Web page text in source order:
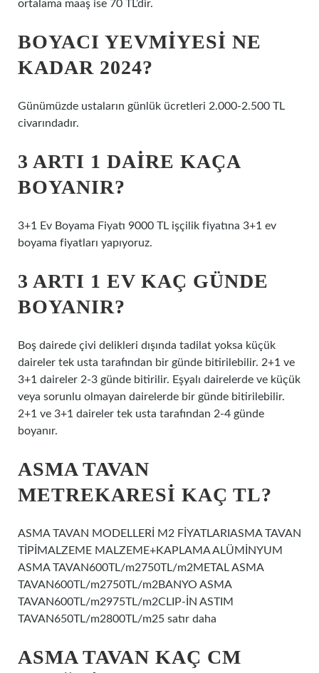
ortalama maaş ise 70 TL’dir.
BOYACI YEVMIYESI NE
KADAR 2024?
Günümüzde ustaların günlük ücretleri 2.000-2.500 TL
civarındadır.
3 ARTI 1 DAIRE KAÇA
BOYANIR?
3+1 Ev Boyama Fiyatı 9000 TL işçilik fiyatına 3+1 ev
boyama fiyatları yapıyoruz.
3 ARTI 1 EV KAÇ GÜNDE
BOYANIR?
Boş dairede çivi delikleri dışında tadilat yoksa küçük
daireler tek usta tarafından bir günde bitirilebilir. 2+1 ve
3+1 daireler 2-3 günde bitirilir. Eşyalı dairelerde ve küçük
veya sorunlu olmayan dairelerde bir günde bitirilebilir.
2+1 ve 3+1 daireler tek usta tarafından 2-4 günde
boyanır.
ASMA TAVAN
METREKARESI KAÇ TL?
ASMA TAVAN MODELLERİ M2 FİYATLARIASMA TAVAN
TİPİMALZEME MALZEME+KAPLAMA ALÜMİNYUM
ASMA TAVAN600TL/m2750TL/m2METAL ASMA
TAVAN600TL/m2750TL/m2BANYO ASMA
TAVAN600TL/m2975TL/m2CLIP-İN ASTIM
TAVAN650TL/m2800TL/m25 satır daha
ASMA TAVAN KAÇ CM